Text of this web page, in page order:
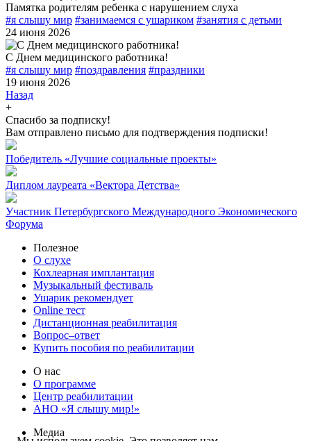
Памятка родителям ребенка с нарушением слуха
#я слышу мир #занимаемся с ушариком #занятия с детьми
24 июня 2026
С Днем медицинского работника!
#я слышу мир #поздравления #праздники
19 июня 2026
Назад
+
Спасибо за подписку!
Вам отправлено письмо для подтверждения подписки!
Победитель «Лучшие социальные проекты»
Диплом лауреата «Вектора Детства»
Участник Петербургского Международного Экономического
Форума
Полезное
О слухе
Кохлеарная имплантация
Музыкальный фестиваль
Ушарик рекомендует
Online тест
Дистанционная реабилитация
Вопрос–ответ
Купить пособия по реабилитации
О нас
О программе
Центр реабилитации
АНО «Я слышу мир!»
Медиа